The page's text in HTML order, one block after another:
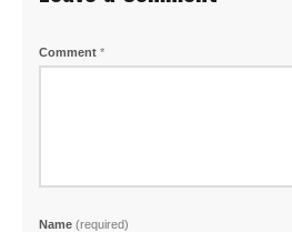
Comment *
Name (required)